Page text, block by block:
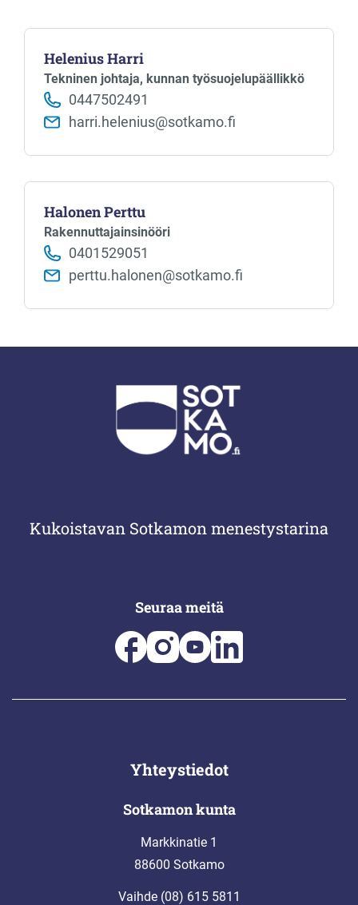
Helenius Harri
Tekninen johtaja, kunnan työsuojelupäällikkö
0447502491
harri.helenius@sotkamo.fi
Halonen Perttu
Rakennuttajainsinööri
0401529051
perttu.halonen@sotkamo.fi
Kukoistavan Sotkamon menestystarina
Seuraa meitä
Yhteystiedot
Sotkamon kunta
Markkinatie 1
88600 Sotkamo
Vaihde (08) 615 5811